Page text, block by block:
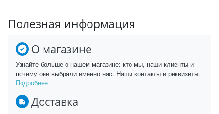
Полезная информация
О магазине
Узнайте больше о нашем магазине: кто мы, наши клиенты и
почему они выбрали именно нас. Наши контакты и реквизиты.
Подробнее
Доставка